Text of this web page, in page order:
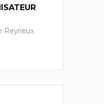
Reyrieux